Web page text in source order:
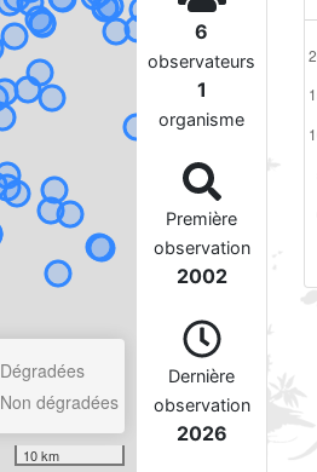
Dégradées
Non dégradées
10 km
6
observateurs
1
organisme
Première
observation
2002
Dernière
observation
2026